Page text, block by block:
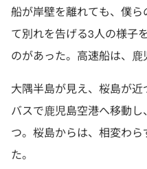
船が岸壁を離れても、僕
て別れを告げる3人の様子
のがあった。高速船は、鹿
大隅半島が見え、桜島が近
バスで鹿児島空港へ移動
つ。桜島からは、相変わ
た。